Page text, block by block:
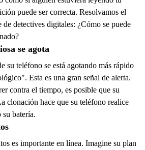
puede ser correcta. Resolvamos el
de detectives digitales: ¿Cómo se puede
se agota
su teléfono se está agotando más rápido
Esta es una gran señal de alerta.
contra el tiempo, es posible que su
clonación hace que su teléfono realice
su batería.
es importante en línea. Imagine su plan